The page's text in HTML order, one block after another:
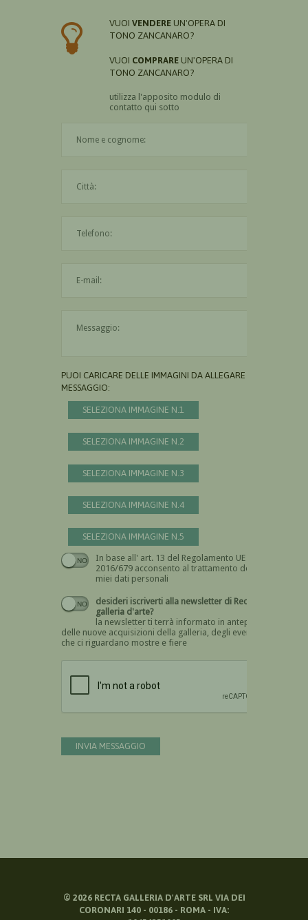
VUOI VENDERE UN'OPERA DI
TONO ZANCANARO?
VUOI COMPRARE UN'OPERA DI
TONO ZANCANARO?
utilizza l'apposito modulo di
contatto qui sotto
PUOI CARICARE DELLE IMMAGINI DA ALLEGARE AL
MESSAGGIO:
SELEZIONA IMMAGINE N.1
SELEZIONA IMMAGINE N.2
SELEZIONA IMMAGINE N.3
SELEZIONA IMMAGINE N.4
SELEZIONA IMMAGINE N.5
In base all' art. 13 del Regolamento UE n.
2016/679 acconsento al trattamento dei
miei dati personali
Devi dare il consenso
desideri iscriverti alla newsletter di Recta
galleria d'arte?
la newsletter ti terrà informato in anteprima
delle nuove acquisizioni della galleria, degli eventi
che ci riguardano mostre e fiere
INVIA MESSAGGIO
© 2026RECTA GALLERIA D'ARTE SRL VIA DEI
CORONARI 140 - 00186 - ROMA - IVA: